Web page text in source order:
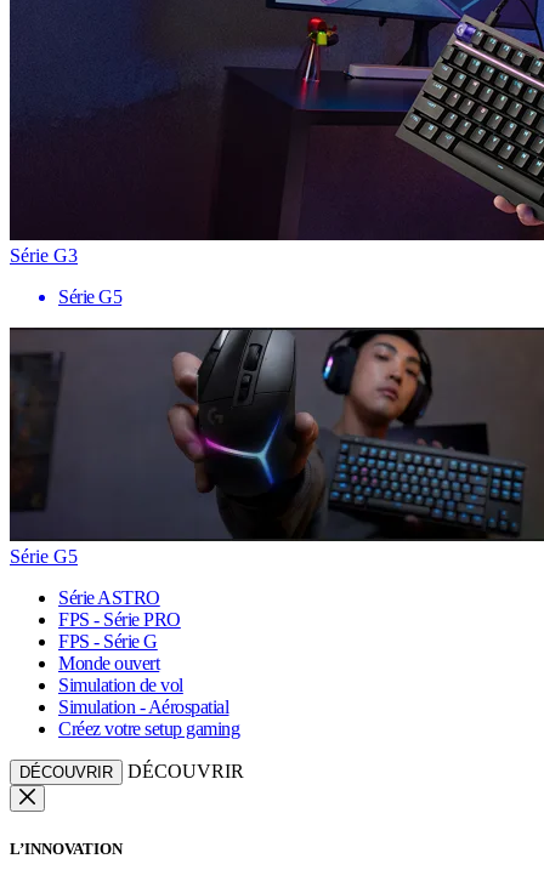
Série G3
Série G5
Série G5
Série ASTRO
FPS - Série PRO
FPS - Série G
Monde ouvert
Simulation de vol
Simulation - Aérospatial
Créez votre setup gaming
DÉCOUVRIR DÉCOUVRIR
L’INNOVATION